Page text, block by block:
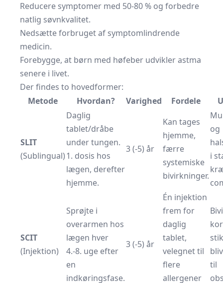
Reducere symptomer med 50-80 % og forbedre
natlig søvnkvalitet.
Nedsætte forbruget af symptom­lindrende
medicin.
Forebygge, at børn med høfeber udvikler astma
senere i livet.
Der findes to hovedformer:
Metode
Hvordan? Varighed Fordele
SLIT
(Sublingual)
Daglig
tablet/dråbe
under tungen.
1. dosis hos
lægen, derefter
hjemme.
3 (-5) år
Kan tages
hjemme,
færre
systemiske
bivirkninger.
og
i
SCIT
(Injektion)
Sprøjte i
overarmen hos
lægen hver
4.-8. uge efter
en
indkøringsfase.
3 (-5) år
Én injektion
frem for
daglig
tablet,
velegnet til
flere
allergener
til